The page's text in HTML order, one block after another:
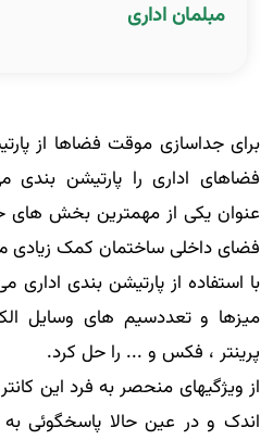
مبلمان اداری
برای جداسازی موقت فضاها از
فضاهای اداری را پارتیشن بندی
عنوان یکی از مهمترین بخش های
فضای داخلی ساختمان کمک زیادی
با استفاده از پارتیشن بندی
میزها و تعددسیم های وسایل
پرینتر ، فکس و ... را حل کرد.
از ویژگیهای منحصر به فرد این
اندک و در عین حالا پاسخگوئی به